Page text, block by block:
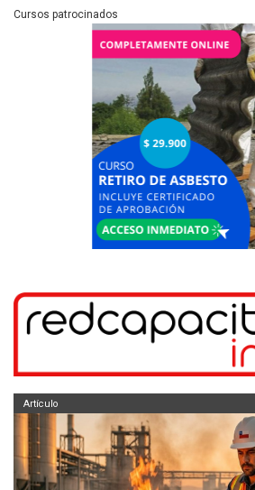
Cursos patrocinados
Artículo